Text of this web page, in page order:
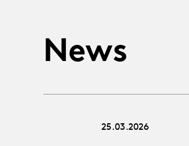
News
25.03.2026